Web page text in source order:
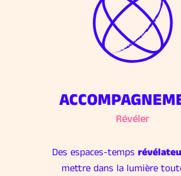
Révéler
Des espaces-temps
mettre dans la lumière